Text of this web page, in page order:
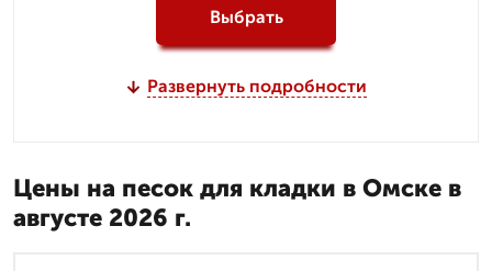
Выбрать
Развернуть подробности
Цены на песок для кладки в Омске в
августе 2026 г.